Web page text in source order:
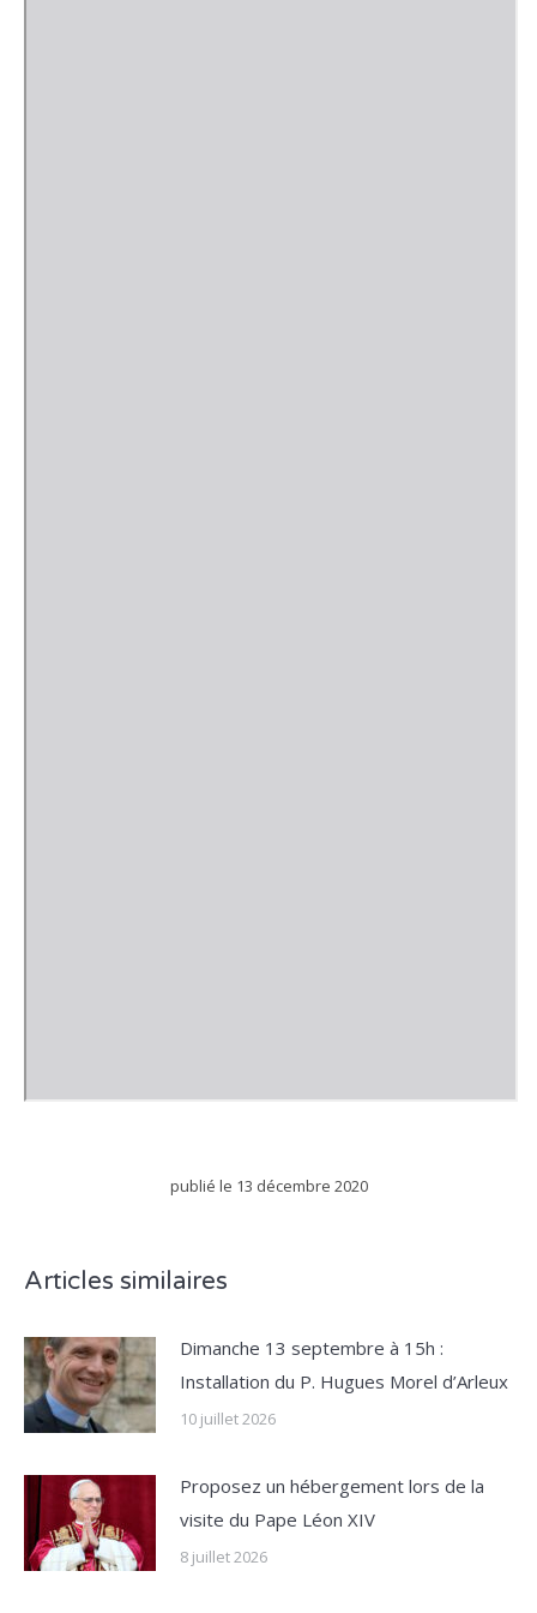
publié le 13 décembre 2020
Articles similaires
Dimanche 13 septembre à 15h :
Installation du P. Hugues Morel d’Arleux
10 juillet 2026
Proposez un hébergement lors de la
visite du Pape Léon XIV
8 juillet 2026